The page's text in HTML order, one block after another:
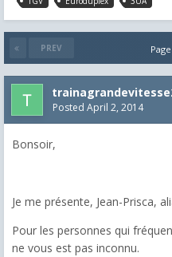
PREV
Posted April 2, 2014
Bonsoir,
Je me présente, Jean-Prisca,
Pour les personnes qui
ne vous est pas inconnu.